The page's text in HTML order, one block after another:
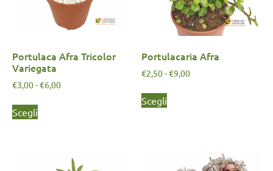
Portulaca Afra Tricolor
Variegata
€3,00-€6,00
Scegli
Portulacaria Afra
€2,50-€9,00
Scegli